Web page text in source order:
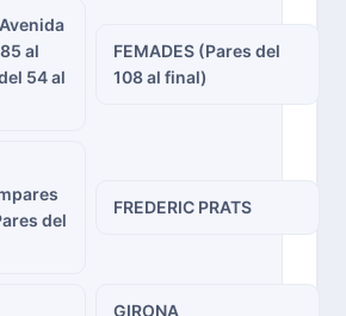
al
54 al
FEMADES (Pares del
108 al final)
del
FREDERIC PRATS
GIRONA